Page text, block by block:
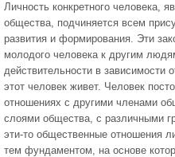
Личность конкретного человека,
общества, подчиняется всем
развития и формирования. Эти
молодого человека к другим
действительности в зависимости
этот человек живет. Человек
отношениях с другими членами
слоями общества, с различными
эти-то общественные отношения
тем фундаментом, на основе